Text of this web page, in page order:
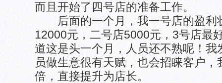
而且开始了四号店的准备工作。
后面的一个月，我一号店的盈利
12000元，二号店5000元，3号店最
道这是头一个月，人员还不熟呢！我
员做生意很有天赋，也会招睐客户
倍，直接提升为店长。